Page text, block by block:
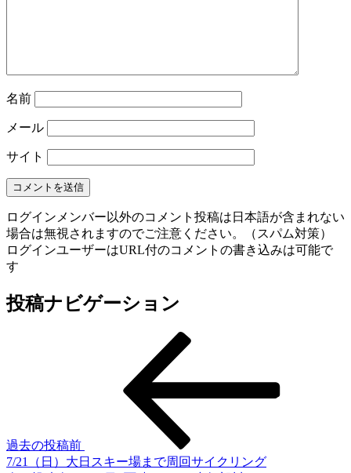
名前
メール
サイト
ログインメンバー以外のコメント投稿は日本語が含まれない
場合は無視されますのでご注意ください。（スパム対策）
ログインユーザーはURL付のコメントの書き込みは可能で
す
投稿ナビゲーション
過去の投稿前
7/21（日）大日スキー場まで周回サイクリング